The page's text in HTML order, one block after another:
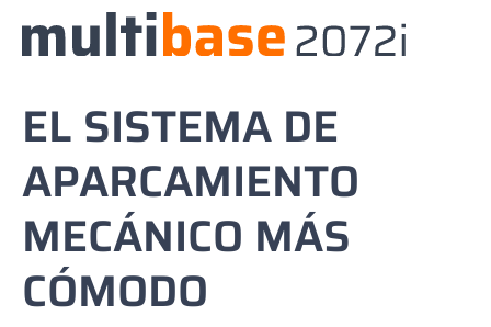
EL SISTEMA DE
APARCAMIENTO
MECÁNICO MÁS
CÓMODO